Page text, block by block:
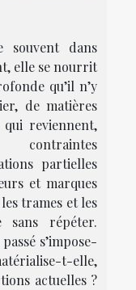
souvent dans
elle se nourrit
qu’il n’y
de matières
reviennent,
partielles
et marques
trames et les
sans répéter.
s’impose-
t-elle,
actuelles ?